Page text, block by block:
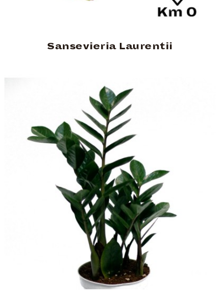
Sansevieria Laurentii